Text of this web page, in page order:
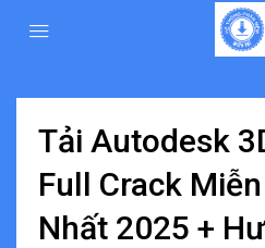
Tải Autodesk
Full Crack
Nhất 2025 +